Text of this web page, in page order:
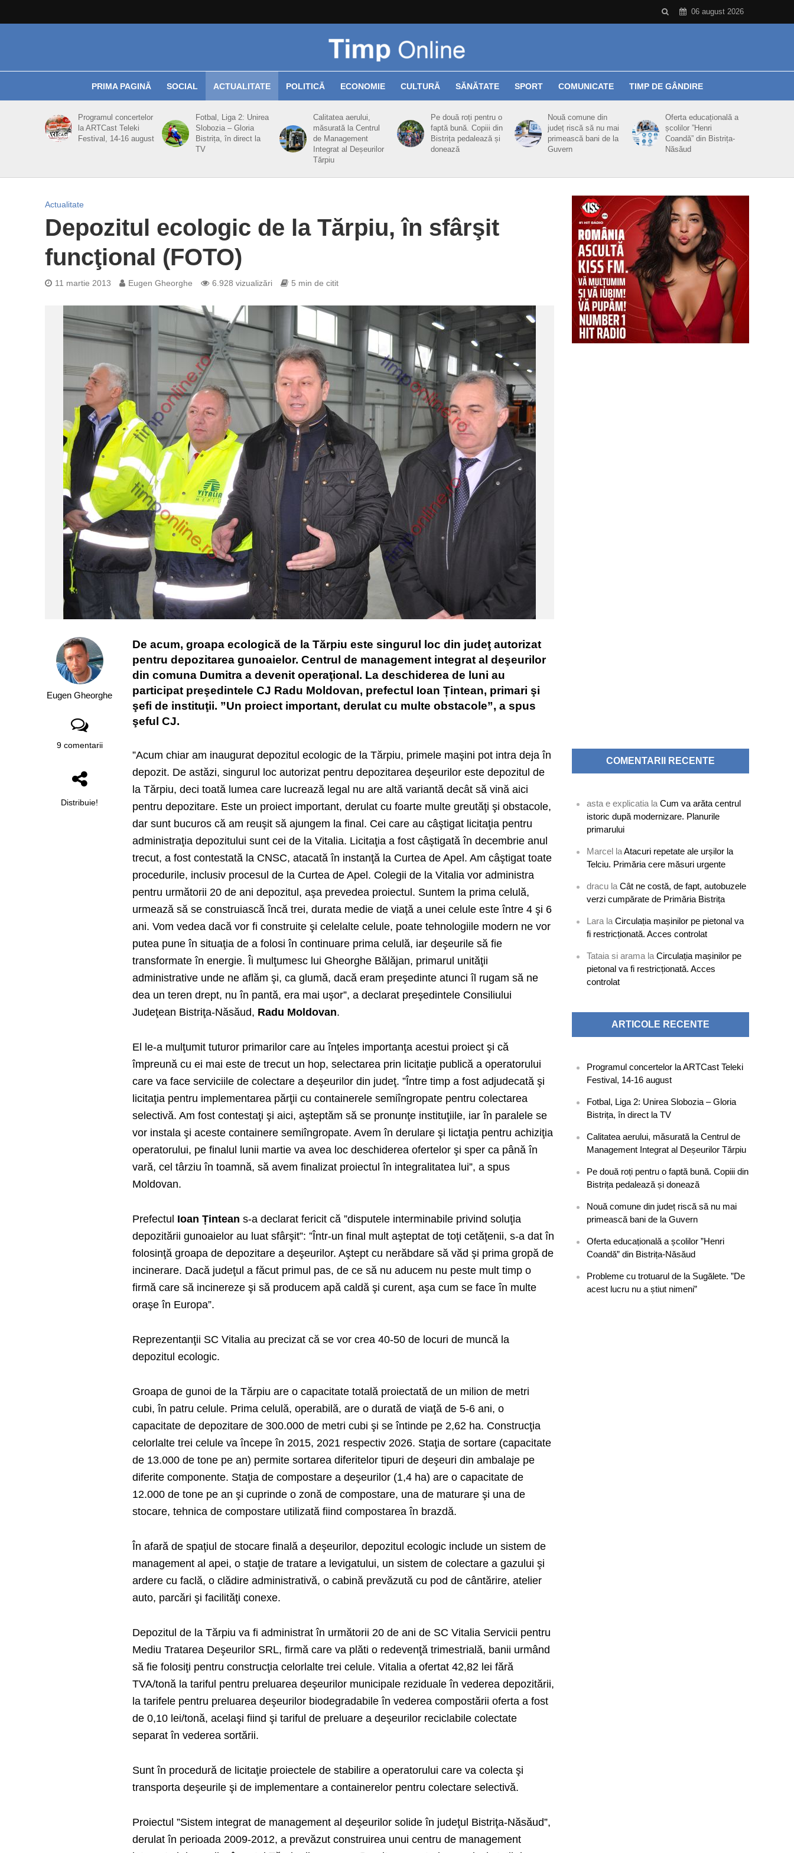
06 august 2026
PRIMA PAGINĂ SOCIAL ACTUALITATE POLITICĂ ECONOMIE CULTURĂ SĂNĂTATE SPORT COMUNICATE TIMP DE GÂNDIRE
Programul concertelor
la ARTCast Teleki
Festival, 14-16 august
Fotbal, Liga 2: Unirea
Slobozia – Gloria
Bistrița, în direct la
TV
Calitatea aerului,
măsurată la Centrul
de Management
Integrat al Deșeurilor
Tărpiu
Pe două roți pentru o
faptă bună. Copiii din
Bistrița pedalează și
donează
Nouă comune din
județ riscă să nu mai
primească bani de la
Guvern
Oferta educațională a
școlilor ”Henri
Coandă” din Bistrița-
Năsăud
Actualitate
Depozitul ecologic de la Tărpiu, în sfârşit
funcţional (FOTO)
11 martie 2013 Eugen Gheorghe 6.928 vizualizări 5 min de citit
Eugen Gheorghe
9 comentarii
Distribuie!
De acum, groapa ecologică de la Tărpiu este singurul loc din judeţ autorizat
pentru depozitarea gunoaielor. Centrul de management integrat al deşeurilor
din comuna Dumitra a devenit operaţional. La deschiderea de luni au
participat preşedintele CJ Radu Moldovan, prefectul Ioan Țintean, primari şi
şefi de instituţii. ”Un proiect important, derulat cu multe obstacole”, a spus
şeful CJ.
”Acum chiar am inaugurat depozitul ecologic de la Tărpiu, primele maşini pot intra deja în
depozit. De astăzi, singurul loc autorizat pentru depozitarea deşeurilor este depozitul de
la Tărpiu, deci toată lumea care lucrează legal nu are altă variantă decât să vină aici
pentru depozitare. Este un proiect important, derulat cu foarte multe greutăţi şi obstacole,
dar sunt bucuros că am reuşit să ajungem la final. Cei care au câştigat licitaţia pentru
administraţia depozitului sunt cei de la Vitalia. Licitaţia a fost câştigată în decembrie anul
trecut, a fost contestată la CNSC, atacată în instanţă la Curtea de Apel. Am câştigat toate
procedurile, inclusiv procesul de la Curtea de Apel. Colegii de la Vitalia vor administra
pentru următorii 20 de ani depozitul, aşa prevedea proiectul. Suntem la prima celulă,
urmează să se construiască încă trei, durata medie de viaţă a unei celule este între 4 şi 6
ani. Vom vedea dacă vor fi construite şi celelalte celule, poate tehnologiile modern ne vor
putea pune în situaţia de a folosi în continuare prima celulă, iar deşeurile să fie
transformate în energie. Îi mulţumesc lui Gheorghe Bălăjan, primarul unităţii
administrative unde ne aflăm şi, ca glumă, dacă eram preşedinte atunci îl rugam să ne
dea un teren drept, nu în pantă, era mai uşor”, a declarat preşedintele Consiliului
Judeţean Bistriţa-Năsăud, Radu Moldovan.
El le-a mulţumit tuturor primarilor care au înţeles importanţa acestui proiect şi că
împreună cu ei mai este de trecut un hop, selectarea prin licitaţie publică a operatorului
care va face serviciile de colectare a deşeurilor din judeţ. ”Între timp a fost adjudecată şi
licitaţia pentru implementarea părţii cu containerele semiîngropate pentru colectarea
selectivă. Am fost contestaţi şi aici, aşteptăm să se pronunţe instituţiile, iar în paralele se
vor instala şi aceste containere semiîngropate. Avem în derulare şi lictaţia pentru achiziţia
operatorului, pe finalul lunii martie va avea loc deschiderea ofertelor şi sper ca până în
vară, cel târziu în toamnă, să avem finalizat proiectul în integralitatea lui”, a spus
Moldovan.
Prefectul Ioan Țintean s-a declarat fericit că ”disputele interminabile privind soluţia
depozitării gunoaielor au luat sfârşit”: ”Într-un final mult aşteptat de toţi cetăţenii, s-a dat în
folosinţă groapa de depozitare a deşeurilor. Aştept cu nerăbdare să văd şi prima gropă de
incinerare. Dacă judeţul a făcut primul pas, de ce să nu aducem nu peste mult timp o
firmă care să incinereze şi să producem apă caldă şi curent, aşa cum se face în multe
oraşe în Europa”.
Reprezentanţii SC Vitalia au precizat că se vor crea 40-50 de locuri de muncă la
depozitul ecologic.
Groapa de gunoi de la Tărpiu are o capacitate totală proiectată de un milion de metri
cubi, în patru celule. Prima celulă, operabilă, are o durată de viaţă de 5-6 ani, o
capacitate de depozitare de 300.000 de metri cubi şi se întinde pe 2,62 ha. Construcţia
celorlalte trei celule va începe în 2015, 2021 respectiv 2026. Staţia de sortare (capacitate
de 13.000 de tone pe an) permite sortarea diferitelor tipuri de deşeuri din ambalaje pe
diferite componente. Staţia de compostare a deşeurilor (1,4 ha) are o capacitate de
12.000 de tone pe an şi cuprinde o zonă de compostare, una de maturare şi una de
stocare, tehnica de compostare utilizată fiind compostarea în brazdă.
În afară de spaţiul de stocare finală a deşeurilor, depozitul ecologic include un sistem de
management al apei, o staţie de tratare a levigatului, un sistem de colectare a gazului şi
ardere cu faclă, o clădire administrativă, o cabină prevăzută cu pod de cântărire, atelier
auto, parcări şi facilităţi conexe.
Depozitul de la Tărpiu va fi administrat în următorii 20 de ani de SC Vitalia Servicii pentru
Mediu Tratarea Deşeurilor SRL, firmă care va plăti o redevenţă trimestrială, banii urmând
să fie folosiţi pentru construcţia celorlalte trei celule. Vitalia a ofertat 42,82 lei fără
TVA/tonă la tariful pentru preluarea deşeurilor municipale reziduale în vederea depozitării,
la tarifele pentru preluarea deşeurilor biodegradabile în vederea compostării oferta a fost
de 0,10 lei/tonă, acelaşi fiind şi tariful de preluare a deşeurilor reciclabile colectate
separat în vederea sortării.
Sunt în procedură de licitaţie proiectele de stabilire a operatorului care va colecta şi
transporta deşeurile şi de implementare a containerelor pentru colectare selectivă.
Proiectul ”Sistem integrat de management al deşeurilor solide în judeţul Bistriţa-Năsăud”,
derulat în perioada 2009-2012, a prevăzut construirea unui centru de management
COMENTARII RECENTE
asta e explicatia laCum va arăta centrul
istoric după modernizare. Planurile
primarului
Marcel laAtacuri repetate ale urșilor la
Telciu. Primăria cere măsuri urgente
dracu laCât ne costă, de fapt, autobuzele
verzi cumpărate de Primăria Bistrița
Lara laCirculația mașinilor pe pietonal va
fi restricționată. Acces controlat
Tataia si arama laCirculația mașinilor pe
pietonal va fi restricționată. Acces
controlat
ARTICOLE RECENTE
Programul concertelor la ARTCast Teleki
Festival, 14-16 august
Fotbal, Liga 2: Unirea Slobozia – Gloria
Bistrița, în direct la TV
Calitatea aerului, măsurată la Centrul de
Management Integrat al Deșeurilor Tărpiu
Pe două roți pentru o faptă bună. Copiii din
Bistrița pedalează și donează
Nouă comune din județ riscă să nu mai
primească bani de la Guvern
Oferta educațională a școlilor ”Henri
Coandă” din Bistrița-Năsăud
Probleme cu trotuarul de la Sugălete. ”De
acest lucru nu a știut nimeni”